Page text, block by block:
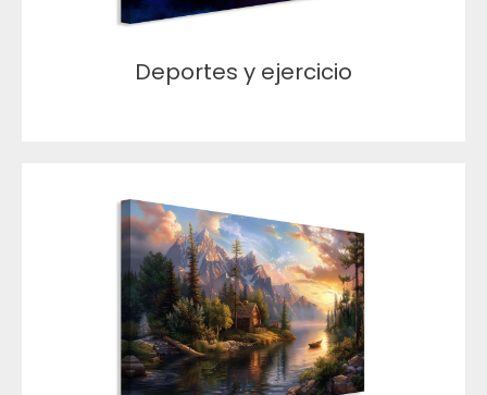
Deportes y ejercicio